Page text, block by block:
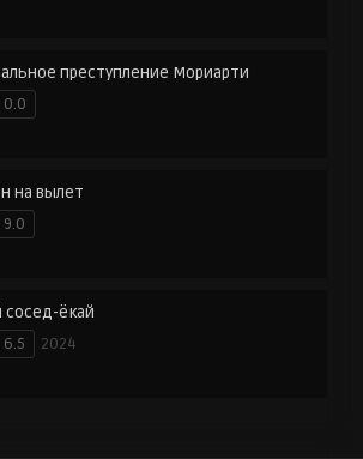
преступление Мориарти
0.0
на вылет
9.0
сосед-ёкай
6.5
2024